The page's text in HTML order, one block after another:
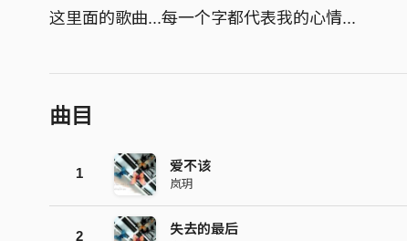
这里面的歌曲...每一个字都代表我的心情...
曲目
1 爱不该
岚玥
2 失去的最后